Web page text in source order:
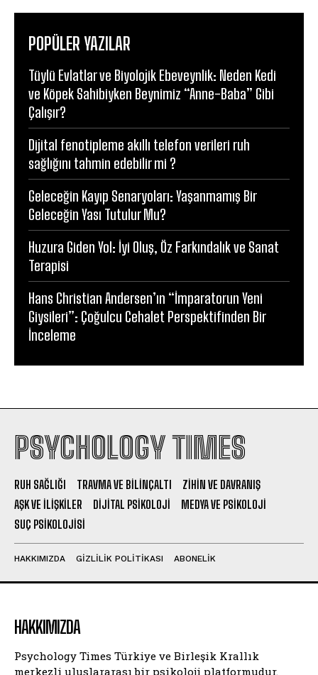
POPÜLER YAZILAR
Tüylü Evlatlar ve Biyolojik Ebeveynlik: Neden Kedi
ve Köpek Sahibiyken Beynimiz “Anne-Baba” Gibi
Çalışır?
Dijital fenotipleme akıllı telefon verileri ruh
sağlığını tahmin edebilir mi ?
Geleceğin Kayıp Senaryoları: Yaşanmamış Bir
Geleceğin Yası Tutulur Mu?
Huzura Giden Yol: İyi Oluş, Öz Farkındalık ve Sanat
Terapisi
Hans Christian Andersen’ın “İmparatorun Yeni
Giysileri”: Çoğulcu Cehalet Perspektifinden Bir
İnceleme
PSYCHOLOGY TIMES
RUH SAĞLIĞI TRAVMA VE BILINÇALTI
ZIHIN VE DAVRANIŞ
AŞK VE İLIŞKILER
DIJITAL PSIKOLOJI
MEDYA VE PSIKOLOJI
SUÇ PSIKOLOJISI
HAKKIMIZDA GIZLILIK POLITIKASI ABONELIK
HAKKIMIZDA
Psychology Times Türkiye ve Birleşik Krallık
merkezli uluslararası bir psikoloji platformudur.